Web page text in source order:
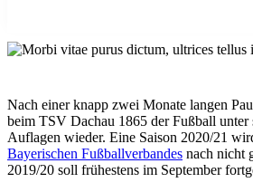
Nach einer knapp zwei Monate langen
beim TSV Dachau 1865 der Fußball unter
Auflagen wieder. Eine Saison 2020/21
Bayerischen Fußballverbandes nach nicht
2019/20 soll frühestens im September